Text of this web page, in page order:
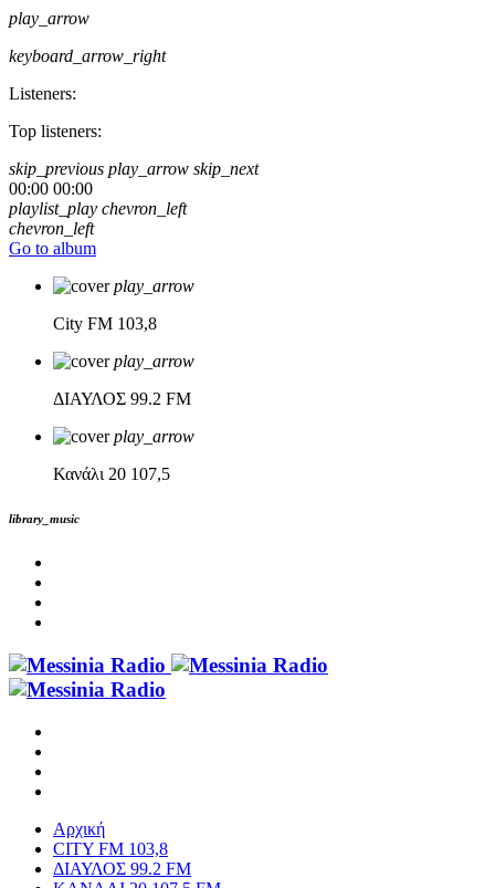
play_arrow
keyboard_arrow_right
Listeners:
Top listeners:
skip_previous play_arrow skip_next
00:00 00:00
playlist_play chevron_left
chevron_left
Go to album
play_arrow
City FM 103,8
play_arrow
ΔΙΑΥΛΟΣ 99.2 FM
play_arrow
Κανάλι 20 107,5
library_music
Αρχική
CITY FM 103,8
ΔΙΑΥΛΟΣ 99.2 FM